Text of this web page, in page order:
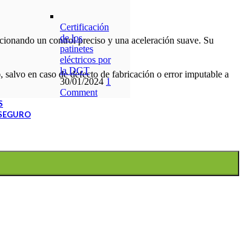
Certificación
de los
patinetes
eléctricos por
la DGT
30/01/2024 1
Comment
un control preciso y una aceleración suave. Su
en caso de defecto de fabricación o error imputable a